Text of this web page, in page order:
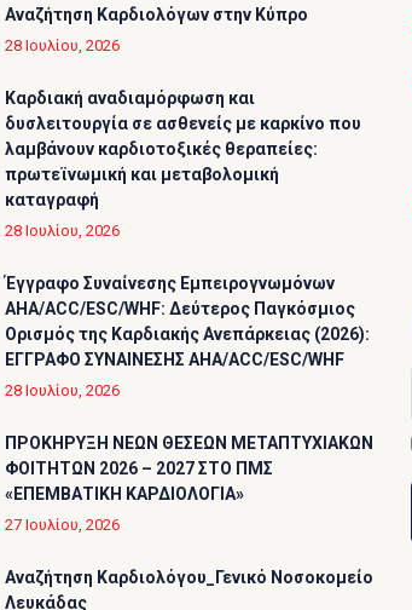
Αναζήτηση Καρδιολόγων στην Κύπρο
28 Ιουλίου, 2026
Καρδιακή αναδιαμόρφωση και
δυσλειτουργία σε ασθενείς με καρκίνο που
λαμβάνουν καρδιοτοξικές θεραπείες:
πρωτεϊνωμική και μεταβολομική
καταγραφή
28 Ιουλίου, 2026
Έγγραφο Συναίνεσης Εμπειρογνωμόνων
AHA/ACC/ESC/WHF: Δεύτερος Παγκόσμιος
Ορισμός της Καρδιακής Ανεπάρκειας (2026):
ΕΓΓΡΑΦΟ ΣΥΝΑΙΝΕΣΗΣ AHA/ACC/ESC/WHF
28 Ιουλίου, 2026
ΠΡΟΚΗΡΥΞΗ ΝΕΩΝ ΘΕΣΕΩΝ ΜΕΤΑΠΤΥΧΙΑΚΩΝ
ΦΟΙΤΗΤΩΝ 2026 – 2027 ΣΤΟ ΠΜΣ
«ΕΠΕΜΒΑΤΙΚΗ ΚΑΡΔΙΟΛΟΓΙΑ»
27 Ιουλίου, 2026
Αναζήτηση Καρδιολόγου_Γενικό Νοσοκομείο
Λευκάδας